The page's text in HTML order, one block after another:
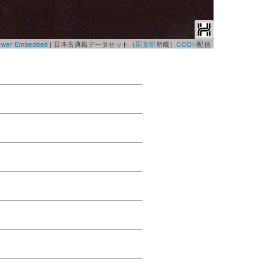
Embedded | 日本古典籍データセット（国文研所蔵） CODH配信